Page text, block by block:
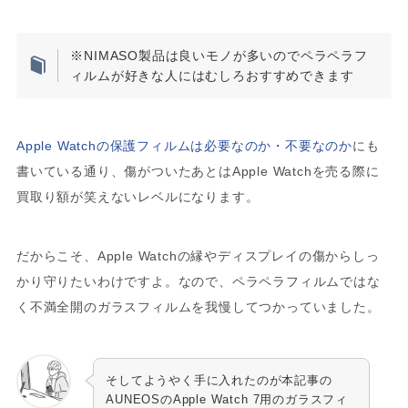
※NIMASO製品は良いモノが多いのでペラペラフ
ィルムが好きな人にはむしろおすすめできます
Apple Watchの保護フィルムは必要なのか・不要なのかにも
書いている通り、傷がついたあとはApple Watchを売る際に
買取り額が笑えないレベルになります。
だからこそ、Apple Watchの縁やディスプレイの傷からしっ
かり守りたいわけですよ。なので、ペラペラフィルムではな
く不満全開のガラスフィルムを我慢してつかっていました。
そしてようやく手に入れたのが本記事の
AUNEOSのApple Watch 7用のガラスフィ